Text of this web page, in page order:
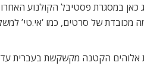
במסגרת פסטיבל הקולנוע
מכובדת של סרטים, כמו ‘אי.טי’
אלוהים הקטנה מקשקשת בעברית